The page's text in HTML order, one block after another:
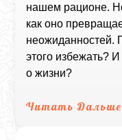
нашем рационе.
как оно
неожиданностей.
этого избежать?
о жизни?
Читать